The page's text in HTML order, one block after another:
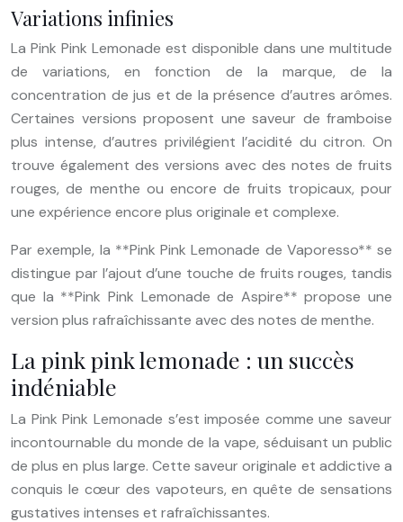
Variations infinies
La Pink Pink Lemonade est disponible dans une multitude
de variations, en fonction de la marque, de la
concentration de jus et de la présence d’autres arômes.
Certaines versions proposent une saveur de framboise
plus intense, d’autres privilégient l’acidité du citron. On
trouve également des versions avec des notes de fruits
rouges, de menthe ou encore de fruits tropicaux, pour
une expérience encore plus originale et complexe.
Par exemple, la **Pink Pink Lemonade de Vaporesso** se
distingue par l’ajout d’une touche de fruits rouges, tandis
que la **Pink Pink Lemonade de Aspire** propose une
version plus rafraîchissante avec des notes de menthe.
La pink pink lemonade : un succès
indéniable
La Pink Pink Lemonade s’est imposée comme une saveur
incontournable du monde de la vape, séduisant un public
de plus en plus large. Cette saveur originale et addictive a
conquis le cœur des vapoteurs, en quête de sensations
gustatives intenses et rafraîchissantes.